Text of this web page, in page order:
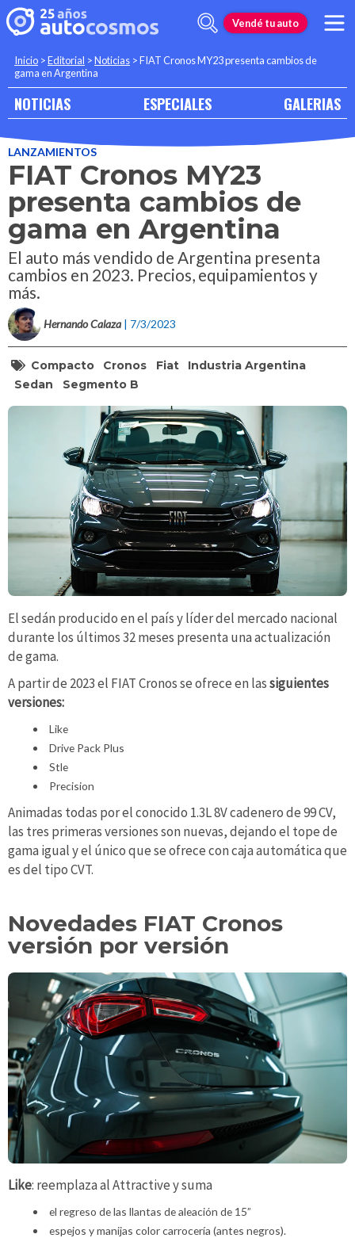
Vendé tu auto
Inicio >Editorial >Noticias >FIAT Cronos MY23 presenta cambios de
gama en Argentina
NOTICIAS ESPECIALES GALERIAS
LANZAMIENTOS
FIAT Cronos MY23
presenta cambios de
gama en Argentina
El auto más vendido de Argentina presenta
cambios en 2023. Precios, equipamientos y
más.
Hernando Calaza | 7/3/2023
Compacto Cronos Fiat
Industria Argentina
Sedan
Segmento B
El sedán producido en el país y líder del mercado nacional
durante los últimos 32 meses presenta una actualización
de gama.
A partir de 2023 el FIAT Cronos se ofrece en lassiguientes
versiones:
Like
Drive Pack Plus
Stle
Precision
Animadas todas por el conocido 1.3L 8V cadenero de 99 CV,
las tres primeras versiones son nuevas, dejando el tope de
gama igual y el único que se ofrece con caja automática que
es del tipo CVT.
Novedades FIAT Cronos
versión por versión
Like: reemplaza al Attractive y suma
el regreso de las llantas de aleación de 15”
espejos y manijas color carrocería (antes negros).